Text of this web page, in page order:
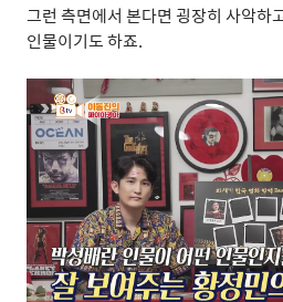
그런 측면에서 본다면 굉장히 사악하
인물이기도 하죠.